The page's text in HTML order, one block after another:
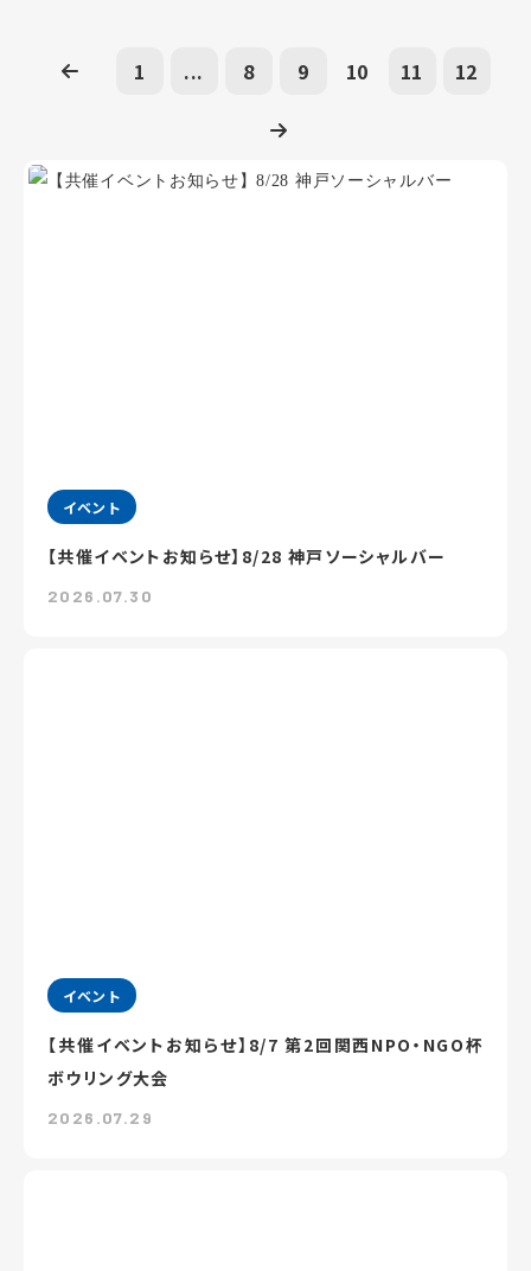
1 ... 8 9 10 11 12
イベント
【共催イベントお知らせ】8/28 神戸ソーシャルバー
2026.07.30
イベント
【共催イベントお知らせ】8/7 第2回関西NPO・NGO杯
ボウリング大会
2026.07.29